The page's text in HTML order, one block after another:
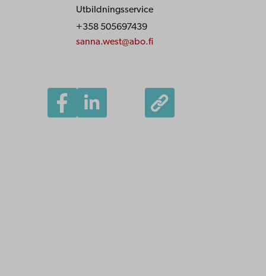
Utbildningsservice
+358 505697439
sanna.west@abo.fi